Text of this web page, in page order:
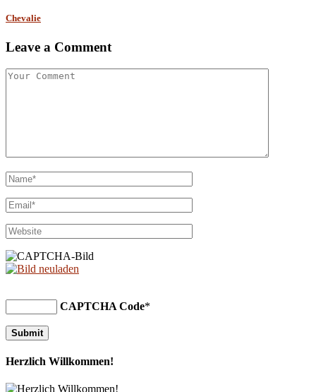
Chevalie
Leave a Comment
CAPTCHA Code*
Herzlich Willkommen!